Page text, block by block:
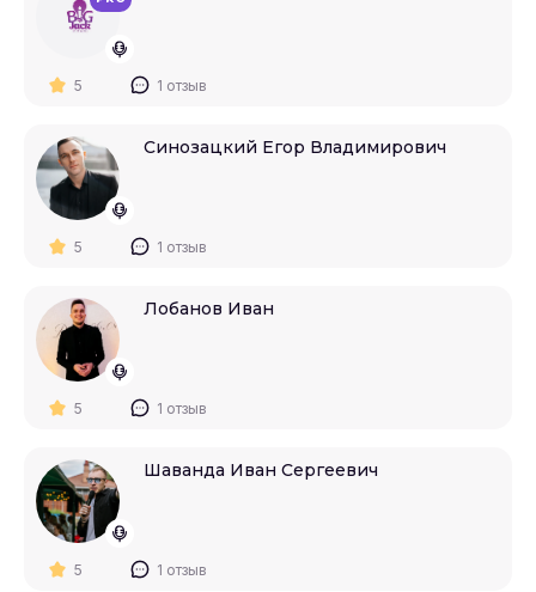
5 1 отзыв
Синозацкий Егор Владимирович
5 1 отзыв
Лобанов Иван
5 1 отзыв
Шаванда Иван Сергеевич
5 1 отзыв